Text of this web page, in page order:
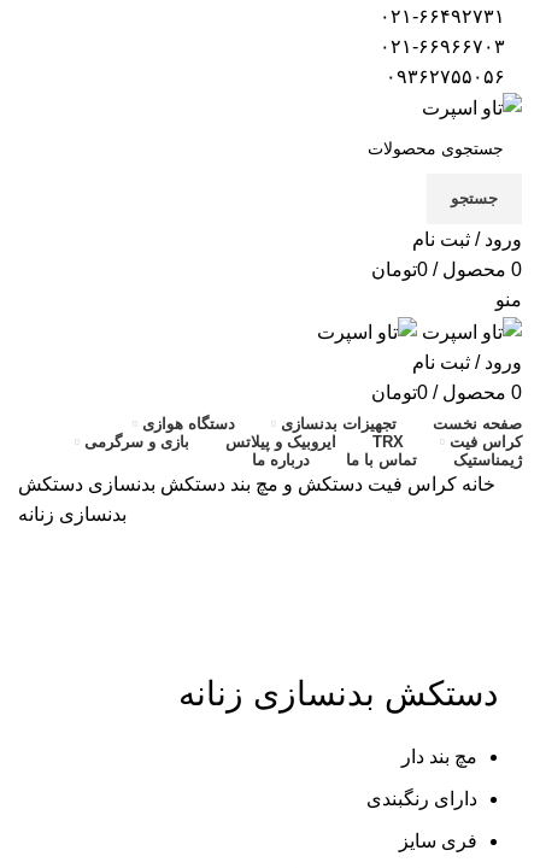
جستجو
ورود / ثبت نام
0 محصول / تومان0
منو
ورود / ثبت نام
0 محصول / تومان0
صفحه نخست تجهیزات بدنسازی
دستگاه هوازی
کراس فیت
TRX ایروبیک و پیلاتس
بازی و سرگرمی
ژیمناستیک
تماس با ما درباره ما
خانه کراس فیت دستکش و مچ بند دستکش بدنسازی دستکش
بدنسازی زنانه
دستکش بدنسازی زنانه
مچ بند دار
دارای رنگبندی
فری سایز